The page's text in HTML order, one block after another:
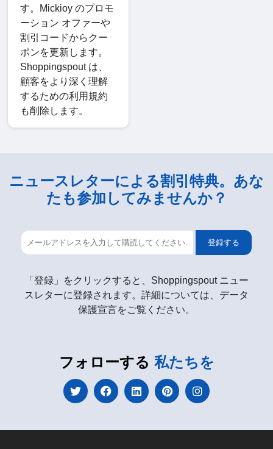
す。Mickioy のプロモ
ーション オファーや
割引コードからクー
ポンを更新します。
Shoppingspout は、
顧客をより深く理解
するための利用規約
も削除します。
ニュースレターによる割引特典。あな
たも参加してみませんか？
登録する
「登録」をクリックすると、Shoppingspout ニュー
スレターに登録されます。詳細については、データ
保護宣言をご覧ください。
フォローする 私たちを